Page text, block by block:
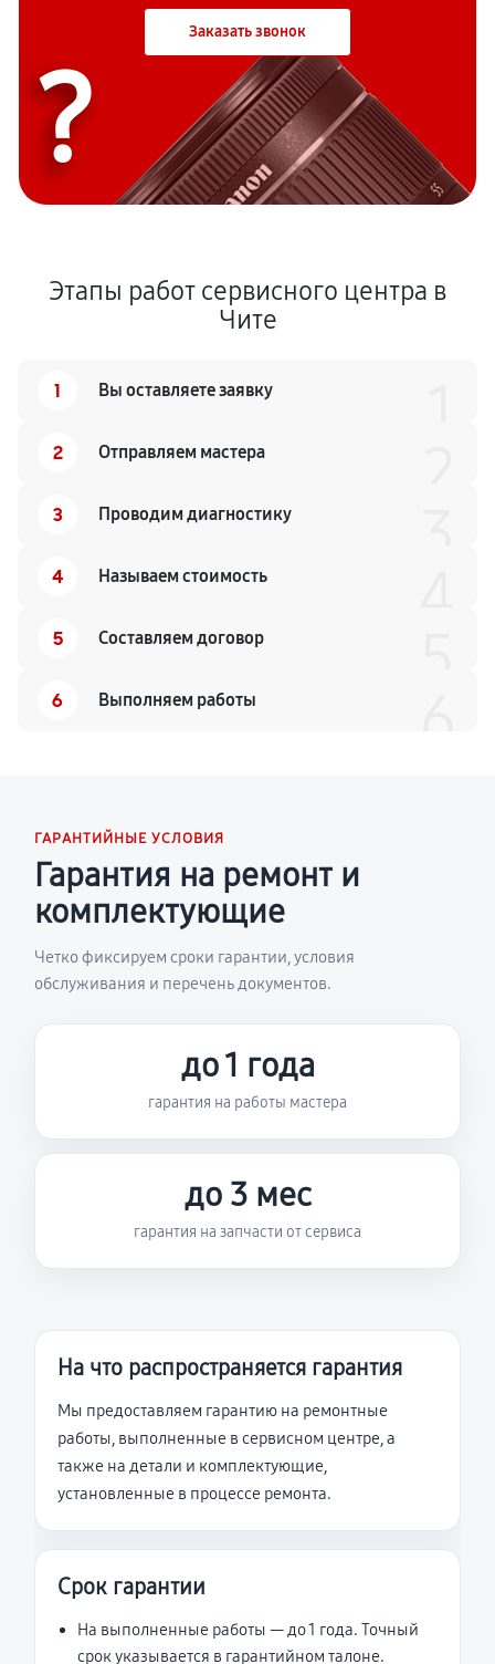
Заказать звонок
?
Этапы работ сервисного центра в
Чите
1 Вы оставляете заявку
2 Отправляем мастера
3 Проводим диагностику
4 Называем стоимость
5 Составляем договор
6 Выполняем работы
ГАРАНТИЙНЫЕ УСЛОВИЯ
Гарантия на ремонт и
комплектующие
Четко фиксируем сроки гарантии, условия
обслуживания и перечень документов.
до 1 года
гарантия на работы мастера
до 3 мес
гарантия на запчасти от сервиса
На что распространяется гарантия
Мы предоставляем гарантию на ремонтные
работы, выполненные в сервисном центре, а
также на детали и комплектующие,
установленные в процессе ремонта.
Срок гарантии
На выполненные работы — до 1 года. Точный
срок указывается в гарантийном талоне.